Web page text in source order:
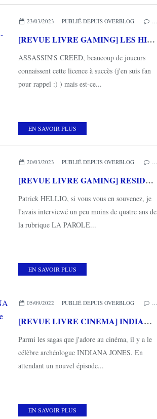
,MES COUPS DE COEUR,THIRD EDITIONS
23/03/2023 PUBLIÉ DEPUIS OVERBLOG
[REVUE LIVRE GAMING] LES HISTOIRES DE PRINCE OF PERSIA - Les 1001 vies d'une icône chez THIRD EDITIONS
ASSASSIN'S CREED, beaucoup de joueurs
connaissent cette licence à succès (j'en suis fan
pour rappel :) ) mais est-ce...
EN SAVOIR PLUS
,MES COUPS DE COEUR,THIRD EDITIONS
20/03/2023 PUBLIÉ DEPUIS OVERBLOG
[REVUE LIVRE GAMING] RESIDENT EVIL - Des zombies et des hommes Volume 2 chez THIRD EDITIONS
Patrick HELLIO, si vous vous en souvenez, je
l'avais interviewé un peu moins de quatre ans de
la rubrique LA PAROLE...
EN SAVOIR PLUS
,MES COUPS DE COEUR,THIRD EDITIONS
05/09/2022 PUBLIÉ DEPUIS OVERBLOG
[REVUE LIVRE CINEMA] INDIANA JONES - Explorateur des temps passés de Romain DASNOY chez THIRD EDITIONS
Parmi les sagas que j'adore au cinéma, il y a le
célèbre archéologue INDIANA JONES. En
attendant un nouvel épisode...
EN SAVOIR PLUS